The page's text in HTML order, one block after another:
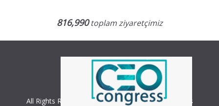
816,990toplam ziyaretçimiz
All Rights Reserved. Copyright © 2018 CEO Congress